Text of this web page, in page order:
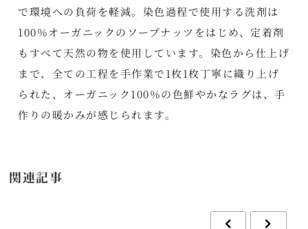
で環境への負荷を軽減。染色過程で使用する洗剤は
100％オーガニックのソープナッツをはじめ、定着剤
もすべて天然の物を使用しています。染色から仕上げ
まで、全ての工程を手作業で1枚1枚丁寧に織り上げ
られた、オーガニック100％の色鮮やかなラグは、手
作りの暖かみが感じられます。
関連記事